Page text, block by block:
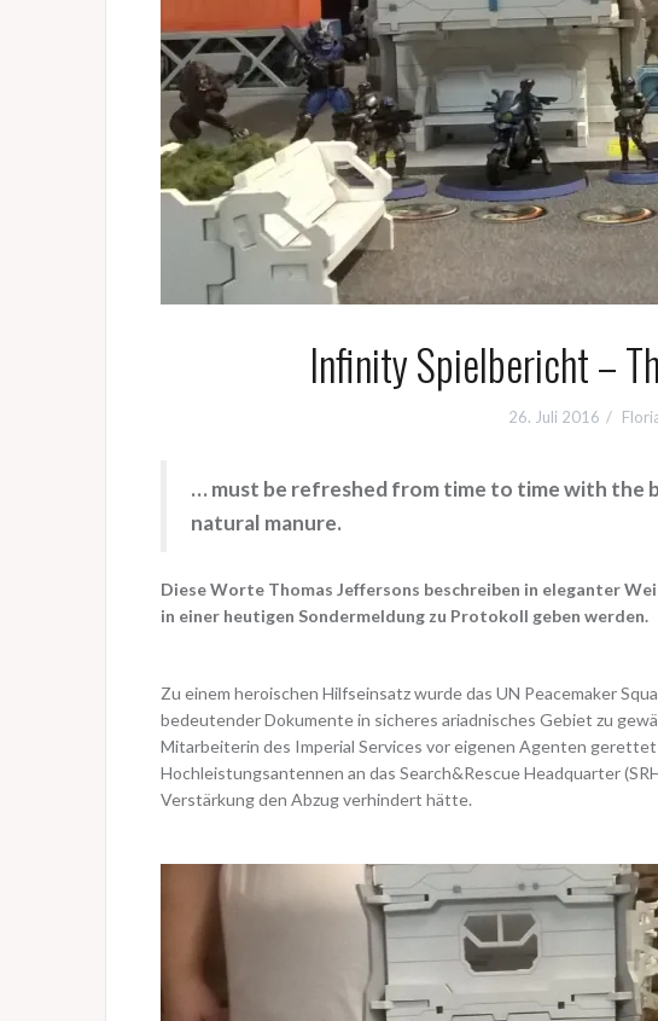
Infinity Spielbericht –
26. Juli 2016
… must be refreshed from time to time with the
natural manure.
Diese Worte Thomas Jeffersons beschreiben in eleganter
in einer heutigen Sondermeldung zu Protokoll geben werden.
Zu einem heroischen Hilfseinsatz wurde das UN Peacemaker
bedeutender Dokumente in sicheres ariadnisches Gebiet zu
Mitarbeiterin des Imperial Services vor eigenen Agenten
Hochleistungsantennen an das Search&Rescue Headquarter
Verstärkung den Abzug verhindert hätte.